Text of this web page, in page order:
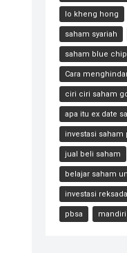
lo kheng hong
saham syariah
saham blue chip
Cara
ciri ciri saham
apa itu ex date
investasi saham
jual beli saham
belajar saham
investasi
pbsa